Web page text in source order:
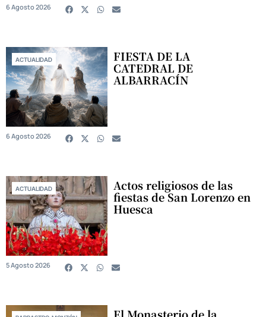
6 Agosto 2026
ACTUALIDAD FIESTA DE LA
CATEDRAL DE
ALBARRACÍN
6 Agosto 2026
ACTUALIDAD Actos religiosos de las
fiestas de San Lorenzo en
Huesca
5 Agosto 2026